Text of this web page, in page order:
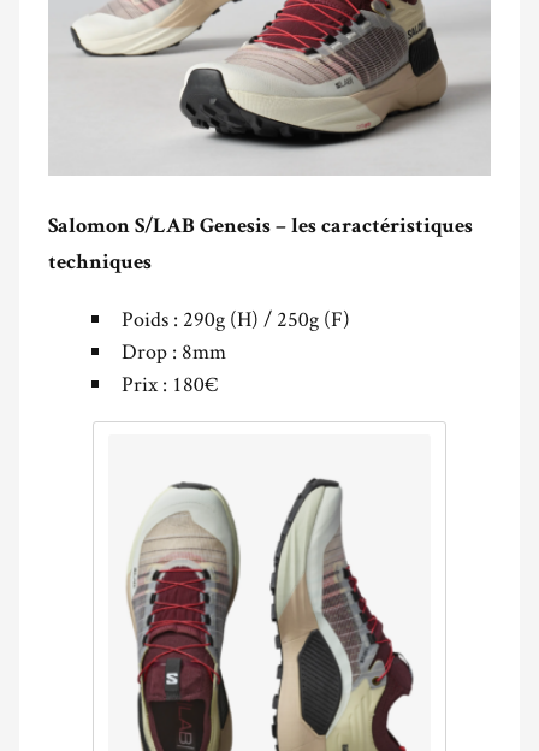
Salomon S/LAB Genesis – les caractéristiques
techniques
Poids : 290g (H) / 250g (F)
Drop : 8mm
Prix : 180€